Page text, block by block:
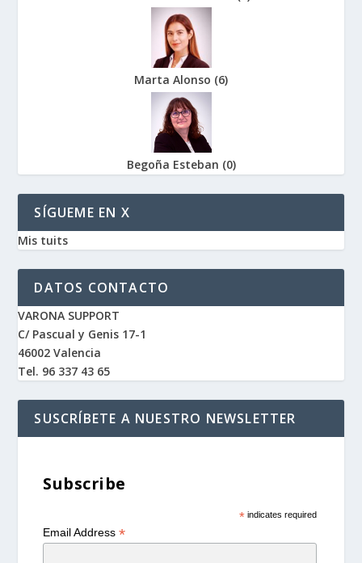
Marta Alonso (6)
Begoña Esteban (0)
SÍGUEME EN X
Mis tuits
DATOS CONTACTO
VARONA SUPPORT
C/ Pascual y Genis 17-1
46002 Valencia
Tel. 96 337 43 65
SUSCRÍBETE A NUESTRO NEWSLETTER
Subscribe
*indicates required
Email Address*